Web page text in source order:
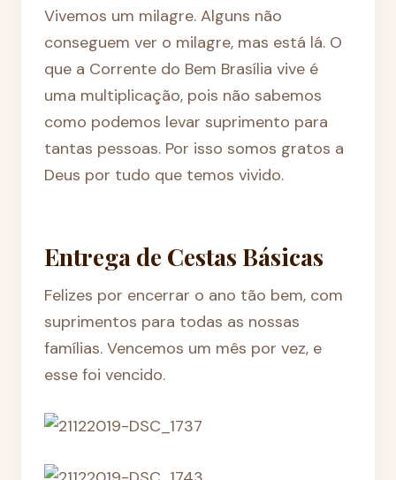
Vivemos um milagre. Alguns não
conseguem ver o milagre, mas está lá. O
que a Corrente do Bem Brasília vive é
uma multiplicação, pois não sabemos
como podemos levar suprimento para
tantas pessoas. Por isso somos gratos a
Deus por tudo que temos vivido.
Entrega de Cestas Básicas
Felizes por encerrar o ano tão bem, com
suprimentos para todas as nossas
famílias. Vencemos um mês por vez, e
esse foi vencido.